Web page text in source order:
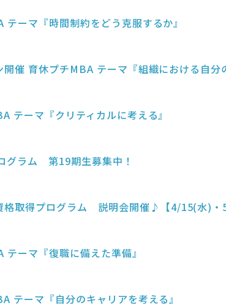
ーマ『時間制約をどう克服するか』
催 育休プチMBA テーマ『組織における自分
テーマ『クリティカルに考える』
ラム 第19期生募集中！
格取得プログラム 説明会開催♪【4/15(水)・
ーマ『復職に備えた準備』
テーマ『自分のキャリアを考える』